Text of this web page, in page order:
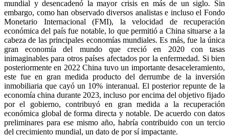
mundial y desencadenó la mayor crisis en más de un siglo. Sin
embargo, como han observado diversos analistas e incluso el Fondo
Monetario Internacional (FMI), la velocidad de recuperación
económica del país fue notable, lo que permitió a China situarse a la
cabeza de las principales economías mundiales. Es más, fue la única
gran economía del mundo que creció en 2020 con tasas
inimaginables para otros países afectados por la enfermedad. Si bien
posteriormente en 2022 China tuvo un importante desaceleramiento,
este fue en gran medida producto del derrumbe de la inversión
inmobiliaria que cayó un 10% interanual. El posterior repunte de la
economía china durante 2023, incluso por encima del objetivo fijado
por el gobierno, contribuyó en gran medida a la recuperación
económica global de forma directa y notable. De acuerdo con datos
preliminares para ese mismo año, habría contribuido con un tercio
del crecimiento mundial, un dato de por sí impactante.